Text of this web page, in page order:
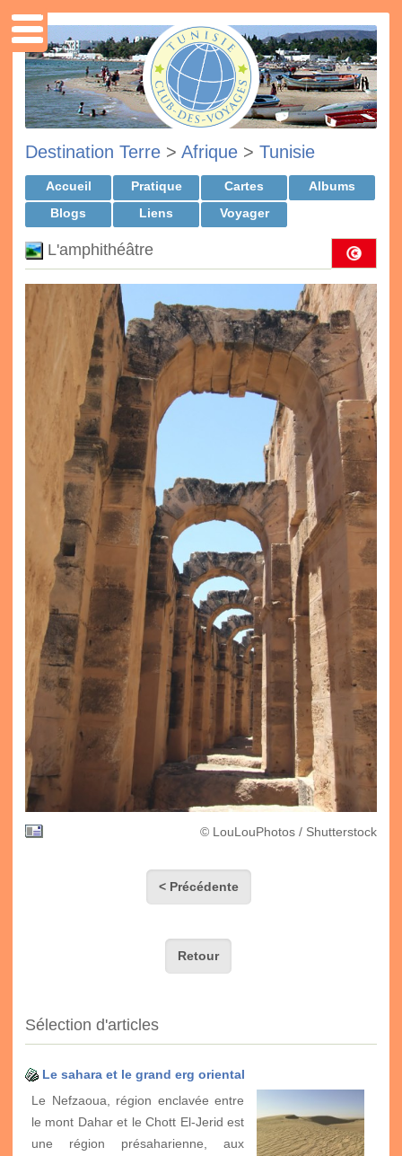
Destination Terre > Afrique > Tunisie
Accueil Pratique Cartes
Albums
Blogs
Liens Voyager
L'amphithéâtre
© LouLouPhotos / Shutterstock
< Précédente
Retour
Sélection d'articles
Le sahara et le grand erg oriental
Le Nefzaoua, région enclavée entre
le mont Dahar et le Chott El-Jerid est
une région présaharienne, aux